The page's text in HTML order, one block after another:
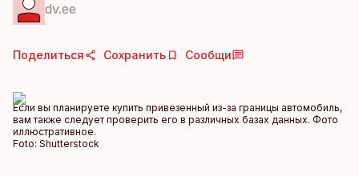
dv.ee
Поделиться Сохранить Сообщи
Если вы планируете купить привезенный из-за границы автомобиль,
вам также следует проверить его в различных базах данных. Фото
иллюстративное.
Foto: Shutterstock